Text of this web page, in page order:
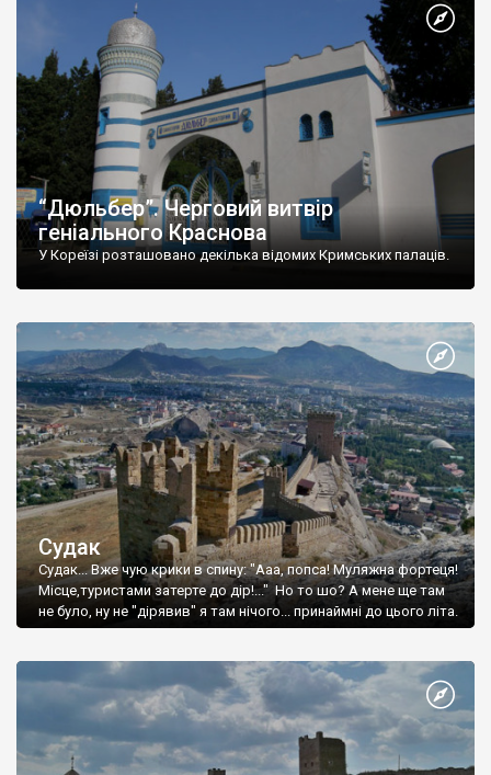
“Дюльбер”. Черговий витвір
геніального Краснова
У Кореїзі розташовано декілька відомих Кримських палаців.
Судак
Судак... Вже чую крики в спину: "Ааа, попса! Муляжна фортеця!
Місце,туристами затерте до дір!..." Но то шо? А мене ще там
не було, ну не "дірявив" я там нічого... принаймні до цього літа.